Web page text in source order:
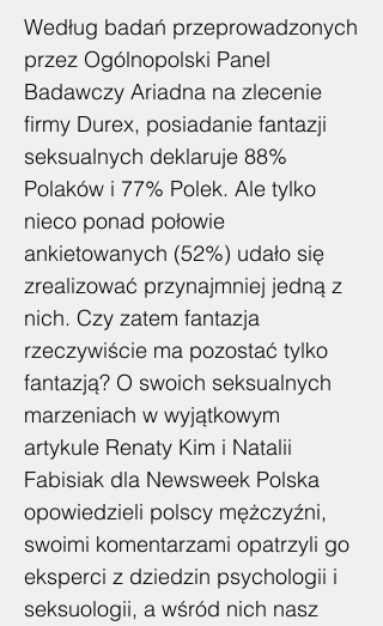
Według badań przeprowadzonych
przez Ogólnopolski Panel
Badawczy Ariadna na zlecenie
firmy Durex, posiadanie fantazji
seksualnych deklaruje 88%
Polaków i 77% Polek. Ale tylko
nieco ponad połowie
ankietowanych (52%) udało się
zrealizować przynajmniej jedną z
nich. Czy zatem fantazja
rzeczywiście ma pozostać tylko
fantazją? O swoich seksualnych
marzeniach w wyjątkowym
artykule Renaty Kim i Natalii
Fabisiak dla Newsweek Polska
opowiedzieli polscy mężczyźni,
swoimi komentarzami opatrzyli go
eksperci z dziedzin psychologii i
seksuologii, a wśród nich nasz